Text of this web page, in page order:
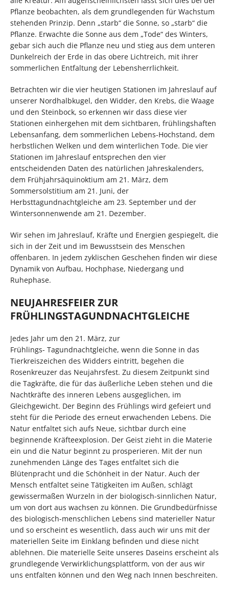
Pflanze beobachten, als dem grundlegenden für Wachstum
stehenden Prinzip. Denn „starb“ die Sonne, so „starb“ die
Pflanze. Erwachte die Sonne aus dem „Tode“ des Winters,
gebar sich auch die Pflanze neu und stieg aus dem unteren
Dunkelreich der Erde in das obere Lichtreich, mit ihrer
sommerlichen Entfaltung der Lebensherrlichkeit.
Betrachten wir die vier heutigen Stationen im Jahreslauf auf
unserer Nordhalbkugel, den Widder, den Krebs, die Waage
und den Steinbock, so erkennen wir dass diese vier
Stationen einhergehen mit dem sichtbaren, frühlingshaften
Lebensanfang, dem sommerlichen Lebens-Hochstand, dem
herbstlichen Welken und dem winterlichen Tode. Die vier
Stationen im Jahreslauf entsprechen den vier
entscheidenden Daten des natürlichen Jahreskalenders,
dem Frühjahrsäquinoktium am 21. März, dem
Sommersolstitium am 21. Juni, der
Herbsttagundnachtgleiche am 23. September und der
Wintersonnenwende am 21. Dezember.
Wir sehen im Jahreslauf, Kräfte und Energien gespiegelt, die
sich in der Zeit und im Bewusstsein des Menschen
offenbaren. In jedem zyklischen Geschehen finden wir diese
Dynamik von Aufbau, Hochphase, Niedergang und
Ruhephase.
NEUJAHRESFEIER ZUR
FRÜHLINGSTAGUNDNACHTGLEICHE
Jedes Jahr um den 21. März, zur
Frühlings- Tagundnachtgleiche, wenn die Sonne in das
Tierkreiszeichen des Widders eintritt, begehen die
Rosenkreuzer das Neujahrsfest. Zu diesem Zeitpunkt sind
die Tagkräfte, die für das äußerliche Leben stehen und die
Nachtkräfte des inneren Lebens ausgeglichen, im
Gleichgewicht. Der Beginn des Frühlings wird gefeiert und
steht für die Periode des erneut erwachenden Lebens. Die
Natur entfaltet sich aufs Neue, sichtbar durch eine
beginnende Kräfteexplosion. Der Geist zieht in die Materie
ein und die Natur beginnt zu prosperieren. Mit der nun
zunehmenden Länge des Tages entfaltet sich die
Blütenpracht und die Schönheit in der Natur. Auch der
Mensch entfaltet seine Tätigkeiten im Außen, schlägt
gewissermaßen Wurzeln in der biologisch-sinnlichen Natur,
um von dort aus wachsen zu können. Die Grundbedürfnisse
des biologisch-menschlichen Lebens sind materieller Natur
und so erscheint es wesentlich, dass auch wir uns mit der
materiellen Seite im Einklang befinden und diese nicht
ablehnen. Die materielle Seite unseres Daseins erscheint als
grundlegende Verwirklichungsplattform, von der aus wir
uns entfalten können und den Weg nach Innen beschreiten.